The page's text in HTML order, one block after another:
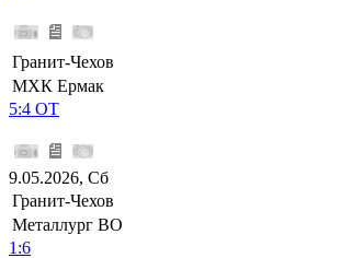
Гранит-Чехов
МХК Ермак
5:4 ОТ
9.05.2026, Сб
Гранит-Чехов
Металлург ВО
1:6